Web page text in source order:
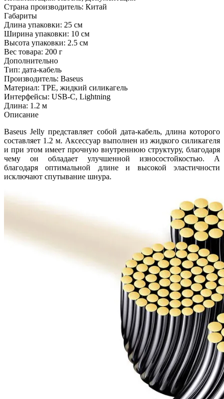
Страна производитель: Китай
Габариты
Длина упаковки: 25 см
Ширина упаковки: 10 см
Высота упаковки: 2.5 см
Вес товара: 200 г
Дополнительно
Тип: дата-кабель
Производитель: Baseus
Материал: TPE, жидкий силикагель​
Интерфейсы: USB-C, Lightning
Длина: 1.2 м
Описание
Baseus Jelly представляет собой дата-кабель, длина которого
составляет 1.2 м. Аксессуар выполнен из жидкого силикагеля
и при этом имеет прочную внутреннюю структуру, благодаря
чему он обладает улучшенной износостойкостью. А
благодаря оптимальной длине и высокой эластичности
исключают спутывание шнура.